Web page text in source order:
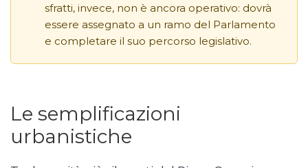
sfratti, invece, non è ancora operativo: dovrà
essere assegnato a un ramo del Parlamento
e completare il suo percorso legislativo.
Le semplificazioni
urbanistiche